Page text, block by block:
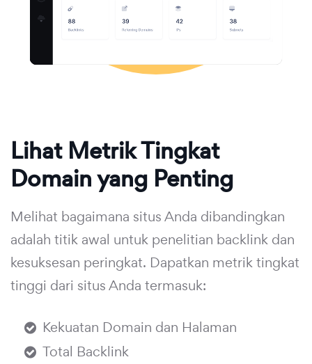
Lihat Metrik Tingkat
Domain yang Penting
Melihat bagaimana situs Anda dibandingkan
adalah titik awal untuk penelitian backlink dan
kesuksesan peringkat. Dapatkan metrik tingkat
tinggi dari situs Anda termasuk:
Kekuatan Domain dan Halaman
Total Backlink